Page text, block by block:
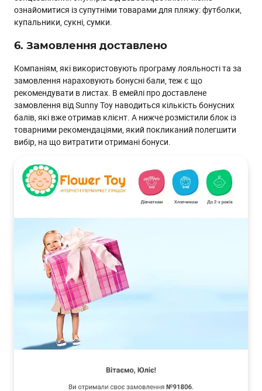
ознайомитися із супутніми товарами для пляжу: футболки,
купальники, сукні, сумки.
6. Замовлення доставлено
Компаніям, які використовують програму лояльності та за
замовлення нараховують бонусні бали, теж є що
рекомендувати в листах. В емейлі про доставлене
замовлення від Sunny Toy наводиться кількість бонусних
балів, які вже отримав клієнт. А нижче розмістили блок із
товарними рекомендаціями, який покликаний полегшити
вибір, на що витратити отримані бонуси.